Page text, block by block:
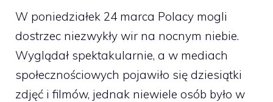
W poniedziałek 24 marca Polacy mogli
dostrzec niezwykły wir na nocnym niebie.
Wyglądał spektakularnie, a w mediach
społecznościowych pojawiło się dziesiątki
zdjęć i filmów, jednak niewiele osób było w